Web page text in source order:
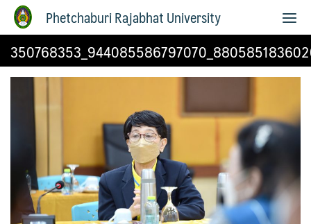
Phetchaburi Rajabhat University